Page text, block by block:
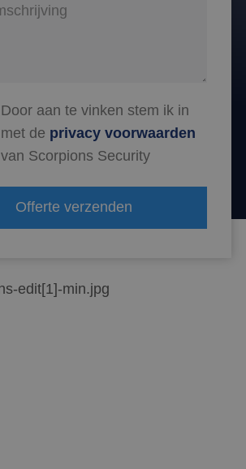
Door aan te vinken stem ik in
met de privacy voorwaarden
van Scorpions Security
Offerte verzenden